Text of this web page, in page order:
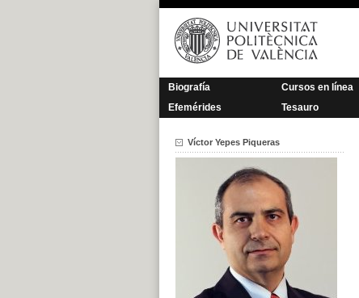
Saltar
contenido
Biografía Cursos en línea
Efemérides
Tesauro
Víctor Yepes Piqueras